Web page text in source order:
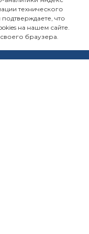
технического
что
на нашем сайте.
браузера.